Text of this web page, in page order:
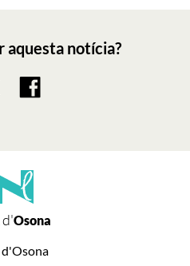
aquesta notícia?
Osona